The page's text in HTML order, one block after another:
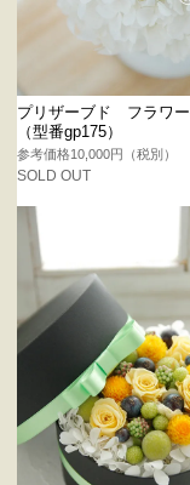
プリザーブド フラワ
（型番gp175）
参考価格10,000円（税別）
SOLD OUT